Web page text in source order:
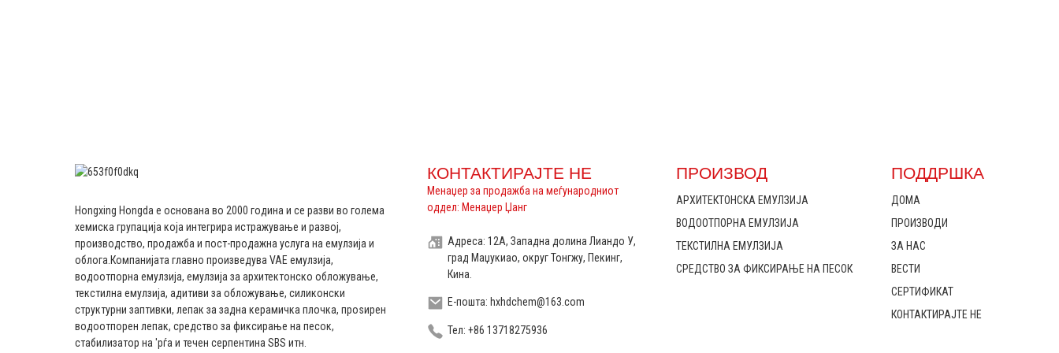
Hongxing Hongda е основана во 2000 година и се разви во голема
хемиска групација која интегрира истражување и развој,
производство, продажба и пост-продажна услуга на емулзија и
облога. Компанијата главно произведува VAE емулзија,
водоотпорна емулзија, емулзија за архитектонско обложување,
текстилна емулзија, адитиви за обложување, силиконски
структурни заптивки, лепак за задна керамичка плочка, проѕирен
водоотпорен лепак, средство за фиксирање на песок,
стабилизатор на 'рѓа и течен серпентина SBS итн.
КОНТАКТИРАЈТЕ НЕ
Менаџер за продажба на меѓународниот
оддел: Менаџер Џанг
Адреса: 12А, Западна долина Лиандо У,
град Маџукиао, округ Тонгжу, Пекинг,
Кина.
Е-пошта: hxhdchem@163.com
Тел: +86 13718275936
ПРОИЗВОД
АРХИТЕКТОНСКА ЕМУЛЗИЈА
ВОДООТПОРНА ЕМУЛЗИЈА
ТЕКСТИЛНА ЕМУЛЗИЈА
СРЕДСТВО ЗА ФИКСИРАЊЕ НА ПЕСОК
ПОДДРШКА
ДОМА
ПРОИЗВОДИ
ЗА НАС
ВЕСТИ
СЕРТИФИКАТ
КОНТАКТИРАЈТЕ НЕ